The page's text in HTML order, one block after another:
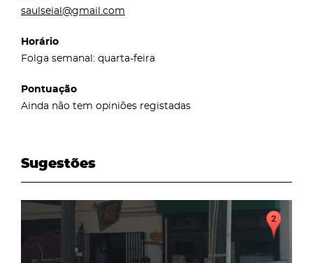
saulseial@gmail.com
Horário
Folga semanal: quarta-feira
Pontuação
Ainda não tem opiniões registadas
Sugestões
page